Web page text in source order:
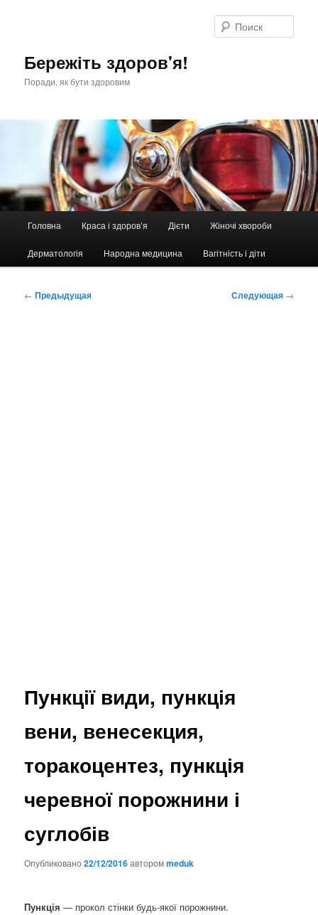
Бережіть здоров'я!
Поради, як бути здоровим
Головна Краса і здоров’я Дієти Жіночі хвороби
Дерматологія Народна медицина Вагітність і діти
Навигация
← Предыдущая Следующая →
Пункції види, пункція
вени, венесекция,
торакоцентез, пункція
черевної порожнини і
суглобів
Опубликовано22/12/2016авторомmeduk
Пункція— прокол стінки будь-якої порожнини.